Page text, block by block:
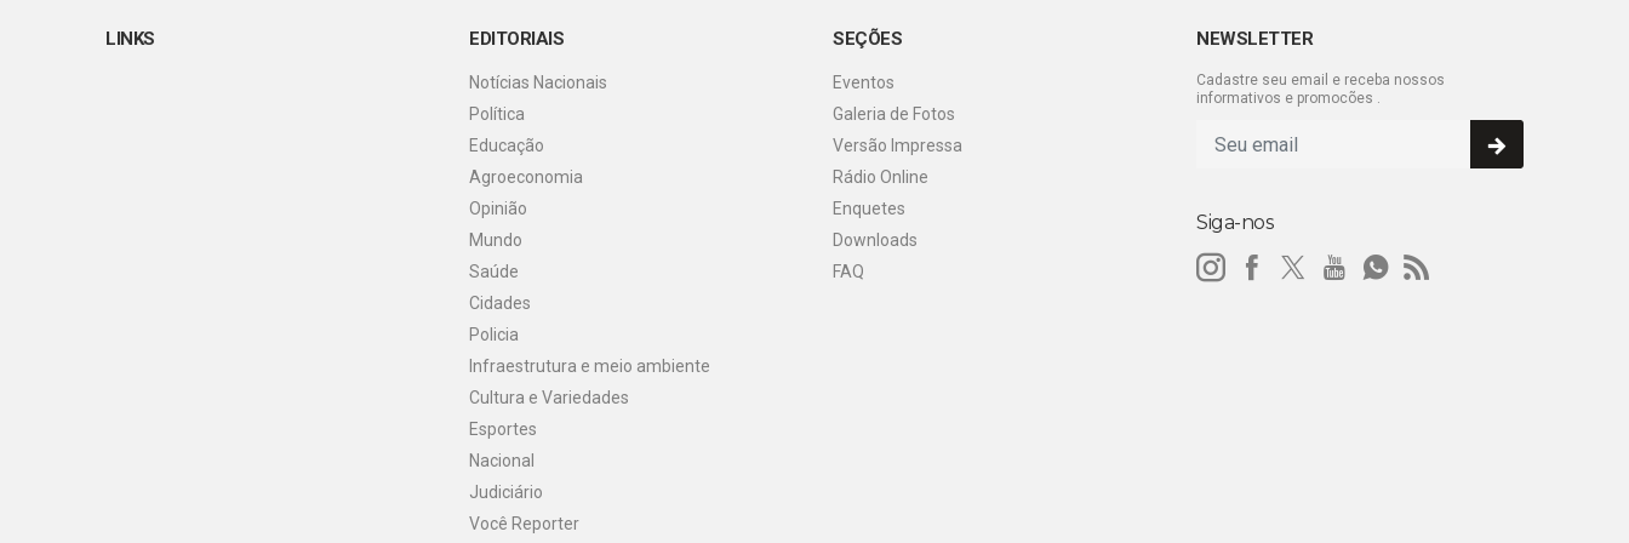
LINKS EDITORIAIS
Notícias Nacionais
Política
Educação
Agroeconomia
Opinião
Mundo
Saúde
Cidades
Policia
Infraestrutura e meio ambiente
Cultura e Variedades
Esportes
Nacional
Judiciário
Você Reporter
SEÇÕES
Eventos
Galeria de Fotos
Versão Impressa
Rádio Online
Enquetes
Downloads
FAQ
NEWSLETTER
Cadastre seu email e receba nossos
informativos e promocões .
Siga-nos